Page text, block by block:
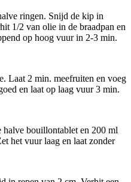
ringen. Snijd de kip in
1/2 van olie in de braadpan en
op hoog vuur in 2-3 min.
Laat 2 min. meefruiten en voeg
en laat op laag vuur 3 min.
halve bouillontablet en 200 ml
het vuur laag en laat zonder